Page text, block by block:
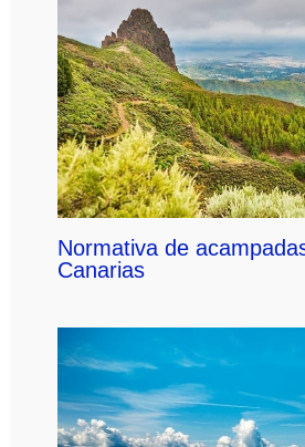
Normativa de
Canarias